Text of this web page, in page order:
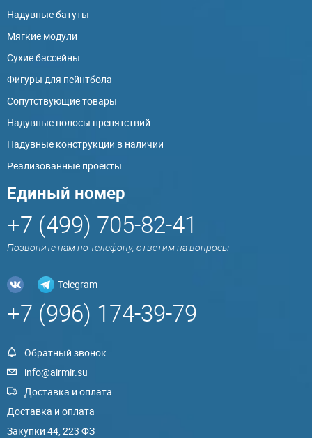
Надувные батуты
Мягкие модули
Сухие бассейны
Фигуры для пейнтбола
Сопутствующие товары
Надувные полосы препятствий
Надувные конструкции в наличии
Реализованные проекты
Единый номер
+7 (499) 705-82-41
Позвоните нам по телефону, ответим на вопросы
Telegram
+7 (996) 174-39-79
Обратный звонок
info@airmir.su
Доставка и оплата
Доставка и оплата
Закупки 44, 223 ФЗ